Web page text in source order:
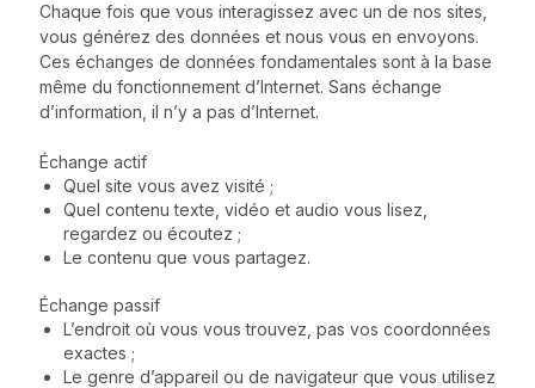
Chaque fois que vous interagissez avec un de nos sites,
vous générez des données et nous vous en envoyons.
Ces échanges de données fondamentales sont à la base
même du fonctionnement d’Internet. Sans échange
d’information, il n’y a pas d’Internet.
Échange actif
Quel site vous avez visité ;
Quel contenu texte, vidéo et audio vous lisez,
regardez ou écoutez ;
Le contenu que vous partagez.
Échange passif
L’endroit où vous vous trouvez, pas vos coordonnées
exactes ;
Le genre d’appareil ou de navigateur que vous utilisez